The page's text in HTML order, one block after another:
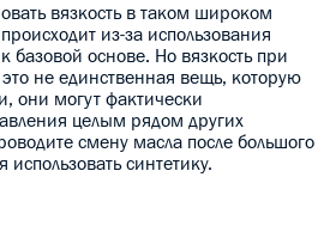
вязкость в таком широком
из-за использования
базовой основе. Но вязкость при
не единственная вещь, которую
они могут фактически
целым рядом других
смену масла после большого
синтетику.